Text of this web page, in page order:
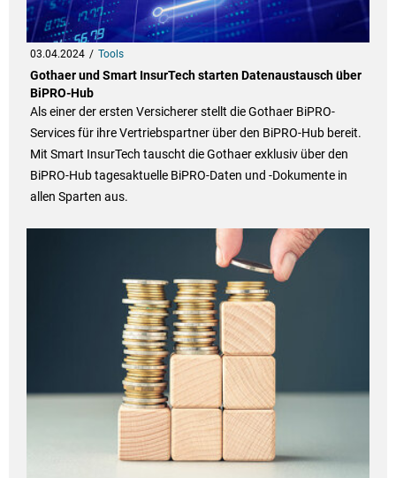
03.04.2024 Tools
Gothaer und Smart InsurTech starten Datenaustausch über
BiPRO-Hub
Als einer der ersten Versicherer stellt die Gothaer BiPRO-
Services für ihre Vertriebspartner über den BiPRO-Hub bereit.
Mit Smart InsurTech tauscht die Gothaer exklusiv über den
BiPRO-Hub tagesaktuelle BiPRO-Daten und -Dokumente in
allen Sparten aus.